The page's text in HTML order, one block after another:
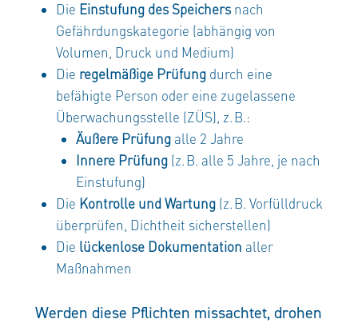
Die Einstufung des Speichersnach
Gefährdungskategorie (abhängig von
Volumen, Druck und Medium)
Die regelmäßige Prüfungdurch eine
befähigte Person oder eine zugelassene
Überwachungsstelle (ZÜS), z. B.:
Äußere Prüfung alle 2 Jahre
Innere Prüfung (z. B. alle 5 Jahre, je nach
Einstufung)
Die Kontrolle und Wartung(z. B. Vorfülldruck
überprüfen, Dichtheit sicherstellen)
Die lückenlose Dokumentation aller
Maßnahmen
Werden diese Pflichten missachtet, drohen